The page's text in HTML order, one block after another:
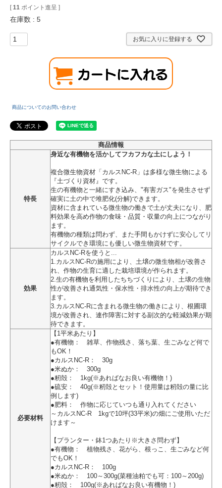
[ 11 ポイント進呈 ]
在庫数 5
お気に入りに登録する
商品についてのお問い合わせ
商品情報
特長
身近な有機物を活かしてフカフカな土にしよう！
複合微生物資材「カルスNC-R」は多様な微生物による
『土づくり資材』です。
生の有機物と一緒にすき込み、"有害ガス"を発生させず
確実に土の中で堆肥化(分解)できます。
資材に含まれている微生物の働きで土が丈夫になり、肥
料効果を高め作物の食味・品質・収量の向上につながり
ます。
有機物の種類は問わず、また手間もかけずに安心してリ
サイクルでき環境にも優しい微生物資材です。
効果
カルスNC-Rを使うと...
1.カルスNC-Rの施用により、土壌の微生物相が改善さ
れ、作物の生育に適した栽培環境が作られます。
2.生の有機物を利用したちちづくりにより、土壌の生物
性が改善され通気性・保水性・排水性の向上が期待でき
ます。
3.カルスNC-Rに含まれる微生物の働きにより、根圃環
境が改善され、連作障害に対する副次的な軽減効果が期
待できます。
必要材料
【1平米あたり】
●有機物： 雑草、作物残さ、落ち葉、生ごみなど何で
もOK！
●カルスNC-R： 30g
●米ぬか： 300g
●籾殻： 1kg(※あればなお良い有機物！)
●硫安： 40g(※籾殻とセット！使用量は籾殻の量に比
例します)
●肥料： 作物に応じていつも通り入れてください
～カルスNC-R 1kgで10坪(33平米)の畑にご使用いただ
けます～
【プランター・鉢1つあたり※大きさ問わず】
●有機物： 植物残さ、花がら、根っこ、生ごみなど何
でもOK！
●カルスNC-R： 100g
●米ぬか： 100～300g(菜種油粕でも可：100～200g)
●籾殻： 100g(※あればなお良い有機物！)